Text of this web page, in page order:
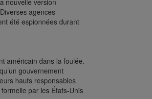
nouvelle version
agences
été espionnées durant
américain dans la foulée.
gouvernement
hauts responsables
par les États-Unis